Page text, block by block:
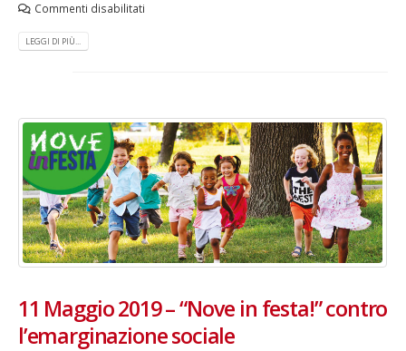
Commenti disabilitati
LEGGI DI PIÙ...
11 Maggio 2019 – “Nove in festa!” contro
l’emarginazione sociale
una campagna per rafforzare
l’assistenza domiciliare
2026
della Filarmonica della
Dicembre 14, 2024